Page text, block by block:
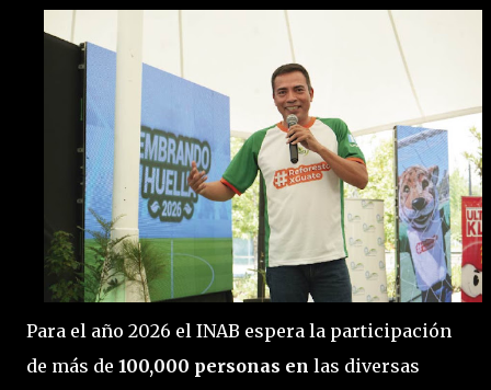
Para el año 2026 el INAB espera la participación
de más de 100,000 personas en las diversas